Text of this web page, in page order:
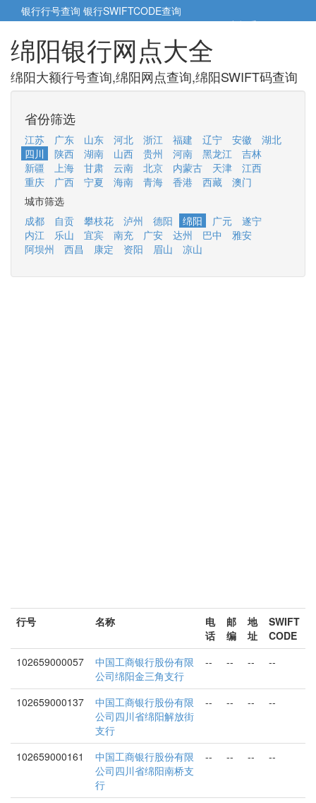
银行行号查询 银行SWIFTCODE查询
5cm小帮手5cm.cn
绵阳银行网点大全
绵阳大额行号查询,绵阳网点查询,绵阳SWIFT码查询
省份筛选
江苏 广东 山东 河北 浙江 福建 辽宁 安徽
湖北
四川
陕西 湖南 山西 贵州 河南 黑龙江
吉林
新疆
上海 甘肃 云南 北京 内蒙古 天津
江西
重庆
广西 宁夏 海南 青海 香港 西藏
澳门
城市筛选
成都
自贡 攀枝花 泸州 德阳 绵阳 广元
遂宁
内江
乐山 宜宾 南充 广安 达州 巴中
雅安
阿坝州
西昌 康定 资阳 眉山 凉山
行号 名称
电
话
邮
编
地
址
SWIFT
CODE
102659000057
中国工商银行股份有限
公司绵阳金三角支行
-- -- -- --
102659000137
中国工商银行股份有限
公司四川省绵阳解放街
支行
-- -- -- --
102659000161
中国工商银行股份有限
公司四川省绵阳南桥支
行
-- -- -- --